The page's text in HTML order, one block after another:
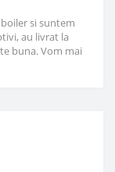
si suntem
au livrat la
buna. Vom mai